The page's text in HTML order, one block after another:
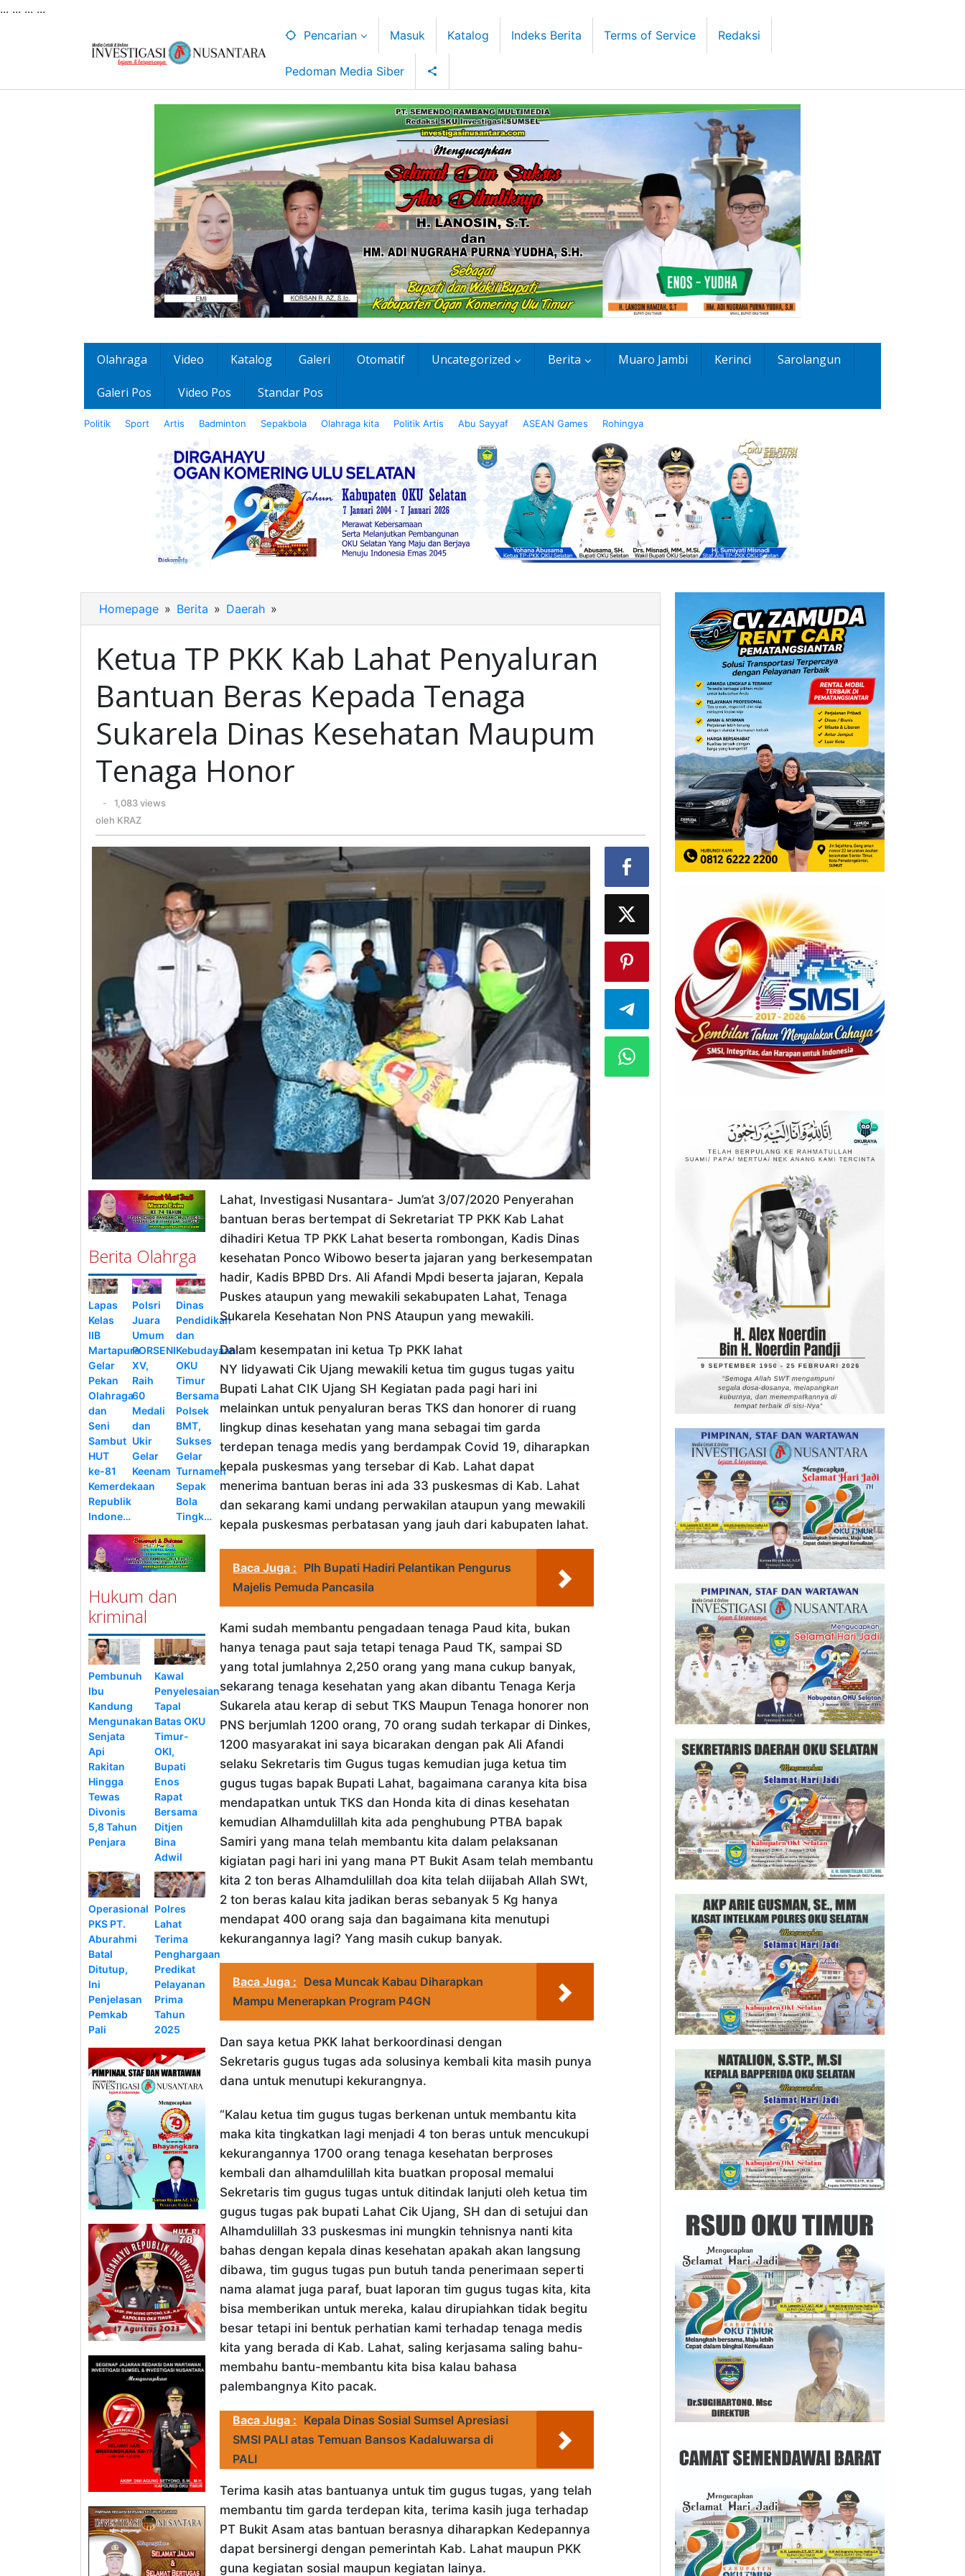
... ... ... ...
Pencarian Masuk Katalog Indeks Berita Terms of Service Redaksi
Pedoman Media Siber
Olahraga Video Katalog Galeri Otomatif Uncategorized Berita Muaro Jambi Kerinci Sarolangun
Galeri Pos Video Pos Standar Pos
Politik Sport Artis Badminton Sepakbola Olahraga kita Politik Artis Abu Sayyaf ASEAN Games Rohingya
Homepage » Berita » Daerah »
TP
Kab
Penyaluran
Beras
Kepada
Tenaga
Sukarela
Maupum
Tenaga
Honor
Ketua TP PKK Kab Lahat Penyaluran
Bantuan Beras Kepada Tenaga
Sukarela Dinas Kesehatan Maupum
Tenaga Honor
oleh
KRAZ
-
1,083 views
oleh KRAZ
Berita Olahrga
Lapas
Kelas
IIB
Martapura
Gelar
Pekan
Olahraga
dan
Seni
Sambut
HUT
ke-81
Kemerdekaan
Republik
Indone…
Polsri
Juara
Umum
PORSENI
XV,
Raih
60
Medali
dan
Ukir
Gelar
Keenam
Dinas
Pendidikan
dan
Kebudayaan
OKU
Timur
Bersama
Polsek
BMT,
Sukses
Gelar
Turnamen
Sepak
Bola
Tingk…
Hukum dan
kriminal
Pembunuh
Ibu
Kandung
Mengunakan
Senjata
Api
Rakitan
Hingga
Tewas
Divonis
5,8 Tahun
Penjara
Kawal
Penyelesaian
Tapal
Batas OKU
Timur-
OKI,
Bupati
Enos
Rapat
Bersama
Ditjen
Bina
Adwil
Operasional
PKS PT.
Aburahmi
Batal
Ditutup,
Ini
Penjelasan
Pemkab
Pali
Polres
Lahat
Terima
Penghargaan
Predikat
Pelayanan
Prima
Tahun
2025
Lahat, Investigasi Nusantara- Jum’at 3/07/2020 Penyerahan
bantuan beras bertempat di Sekretariat TP PKK Kab Lahat
dihadiri Ketua TP PKK Lahat beserta rombongan, Kadis Dinas
kesehatan Ponco Wibowo beserta jajaran yang berkesempatan
hadir, Kadis BPBD Drs. Ali Afandi Mpdi beserta jajaran, Kepala
Puskes ataupun yang mewakili sekabupaten Lahat, Tenaga
Sukarela Kesehatan Non PNS Ataupun yang mewakili.
Dalam kesempatan ini ketua Tp PKK lahat
NY lidyawati Cik Ujang mewakili ketua tim gugus tugas yaitu
Bupati Lahat CIK Ujang SH Kegiatan pada pagi hari ini
melainkan untuk penyaluran beras TKS dan honorer di ruang
lingkup dinas kesehatan yang mana sebagai tim garda
terdepan tenaga medis yang berdampak Covid 19, diharapkan
kepala puskesmas yang tersebar di Kab. Lahat dapat
menerima bantuan beras ini ada 33 puskesmas di Kab. Lahat
dan sekarang kami undang perwakilan ataupun yang mewakili
kepala puskesmas perbatasan yang jauh dari kabupaten lahat.
Baca Juga : Plh Bupati Hadiri Pelantikan Pengurus
Majelis Pemuda Pancasila
Kami sudah membantu pengadaan tenaga Paud kita, bukan
hanya tenaga paut saja tetapi tenaga Paud TK, sampai SD
yang total jumlahnya 2,250 orang yang mana cukup banyak,
sekarang tenaga kesehatan yang akan dibantu Tenaga Kerja
Sukarela atau kerap di sebut TKS Maupun Tenaga honorer non
PNS berjumlah 1200 orang, 70 orang sudah terkapar di Dinkes,
1200 masyarakat ini saya bicarakan dengan pak Ali Afandi
selaku Sekretaris tim Gugus tugas kemudian juga ketua tim
gugus tugas bapak Bupati Lahat, bagaimana caranya kita bisa
mendapatkan untuk TKS dan Honda kita di dinas kesehatan
kemudian Alhamdulillah kita ada penghubung PTBA bapak
Samiri yang mana telah membantu kita dalam pelaksanan
kigiatan pagi hari ini yang mana PT Bukit Asam telah membantu
kita 2 ton beras Alhamdulillah doa kita telah diijabah Allah SWt,
2 ton beras kalau kita jadikan beras sebanyak 5 Kg hanya
mendapat 400 orang saja dan bagaimana kita menutupi
kekurangannya lagi? Yang masih cukup banyak.
Baca Juga : Desa Muncak Kabau Diharapkan
Mampu Menerapkan Program P4GN
Dan saya ketua PKK lahat berkoordinasi dengan
Sekretaris gugus tugas ada solusinya kembali kita masih punya
dana untuk menutupi kekurangnya.
“Kalau ketua tim gugus tugas berkenan untuk membantu kita
maka kita tingkatkan lagi menjadi 4 ton beras untuk mencukupi
kekurangannya 1700 orang tenaga kesehatan berproses
kembali dan alhamdulillah kita buatkan proposal memalui
Sekretaris tim gugus tugas untuk ditindak lanjuti oleh ketua tim
gugus tugas pak bupati Lahat Cik Ujang, SH dan di setujui dan
Alhamdulillah 33 puskesmas ini mungkin tehnisnya nanti kita
bahas dengan kepala dinas kesehatan apakah akan langsung
dibawa, tim gugus tugas pun butuh tanda penerimaan seperti
nama alamat juga paraf, buat laporan tim gugus tugas kita, kita
bisa memberikan untuk mereka, kalau dirupiahkan tidak begitu
besar tetapi ini bentuk perhatian kami terhadap tenaga medis
kita yang berada di Kab. Lahat, saling kerjasama saling bahu-
membahu bantu-membantu kita bisa kalau bahasa
palembangnya Kito pacak.
Baca Juga : Kepala Dinas Sosial Sumsel Apresiasi
SMSI PALI atas Temuan Bansos Kadaluwarsa di
PALI
Terima kasih atas bantuanya untuk tim gugus tugas, yang telah
membantu tim garda terdepan kita, terima kasih juga terhadap
PT Bukit Asam atas bantuan berasnya diharapkan Kedepannya
dapat bersinergi dengan pemerintah Kab. Lahat maupun PKK
guna kegiatan sosial maupun kegiatan lainya.